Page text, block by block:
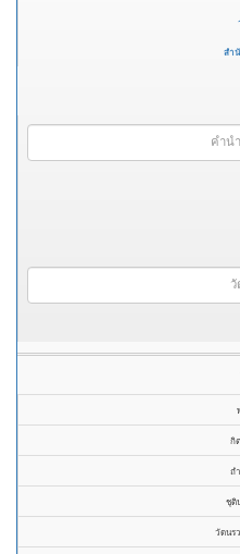
สำ
คำน
กิ
ถ
ชุติ
วัดนร